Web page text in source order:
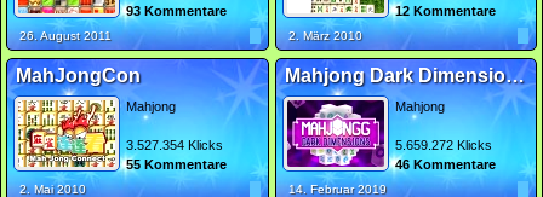
93 Kommentare
26. August 2011
12 Kommentare
2. März 2010
MahJongCon
Mahjong
3.527.354 Klicks
55 Kommentare
2. Mai 2010
Mahjong Dark Dimensions Triple Time
Mahjong
5.659.272 Klicks
46 Kommentare
14. Februar 2019